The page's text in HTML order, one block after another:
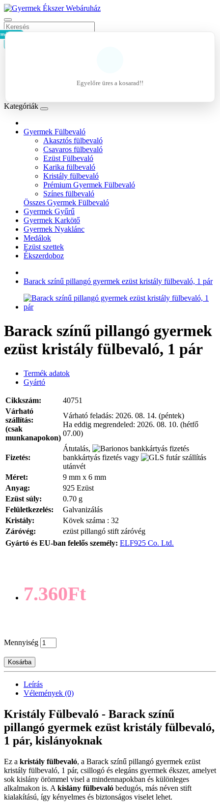
- 0Ft
Egyelőre üres a kosarad!!
Kategóriák
Gyermek Fülbevaló
Akasztós fülbevaló
Csavaros fülbevaló
Ezüst Fülbevaló
Karika fülbevaló
Kristály fülbevaló
Prémium Gyermek Fülbevaló
Színes fülbevaló
Összes Gyermek Fülbevaló
Gyermek Gyűrű
Gyermek Karkötő
Gyermek Nyaklánc
Medálok
Ezüst szettek
Ékszerdoboz
Barack színű pillangó gyermek ezüst kristály fülbevaló, 1 pár
Barack színű pillangó gyermek
ezüst kristály fülbevaló, 1 pár
Termék adatok
Gyártó
Cikkszám:
40751
Várható
szállítás:
(csak
munkanapokon)
Várható feladás: 2026. 08. 14. (péntek)
Ha eddig megrendeled: 2026. 08. 10. (hétfő
07.00)
Fizetés:
Átutalás,
bankkártyás fizetés vagy
utánvét
Méret:
9 mm x 6 mm
Anyag:
925 Ezüst
Ezüst súly:
0.70 g
Felületkezelés:
Galvanizálás
Kristály:
Kövek száma : 32
Záróvég:
ezüst pillangó stift záróvég
Gyártó és EU-ban felelős személy: ELF925 Co. Ltd.
7.360Ft
Mennyiség
Kosárba
Leírás
Vélemények (0)
Kristály Fülbevaló - Barack színű
pillangó gyermek ezüst kristály fülbevaló,
1 pár, kislányoknak
Ez a kristály fülbevaló, a Barack színű pillangó gyermek ezüst
kristály fülbevaló, 1 pár, csillogó és elegáns gyermek ékszer, amelyet
sok kislány örömmel visel a mindennapokban és különleges
alkalmakon is. A kislány fülbevaló bedugós, más néven stift
kialakítású, így kényelmes és biztonságos viselet lehet.